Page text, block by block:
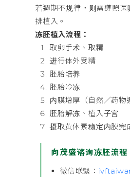
若週期不规律，则需遵照
排植入。
冻胚植入流程：
取卵手术、取精
进行体外受精
胚胎培养
胚胎冷冻
内膜增厚（自然／药物
胚胎解冻、植入子宫
摄取黄体素稳定内膜完
向茂盛谘询冻胚流程
微信联繫：